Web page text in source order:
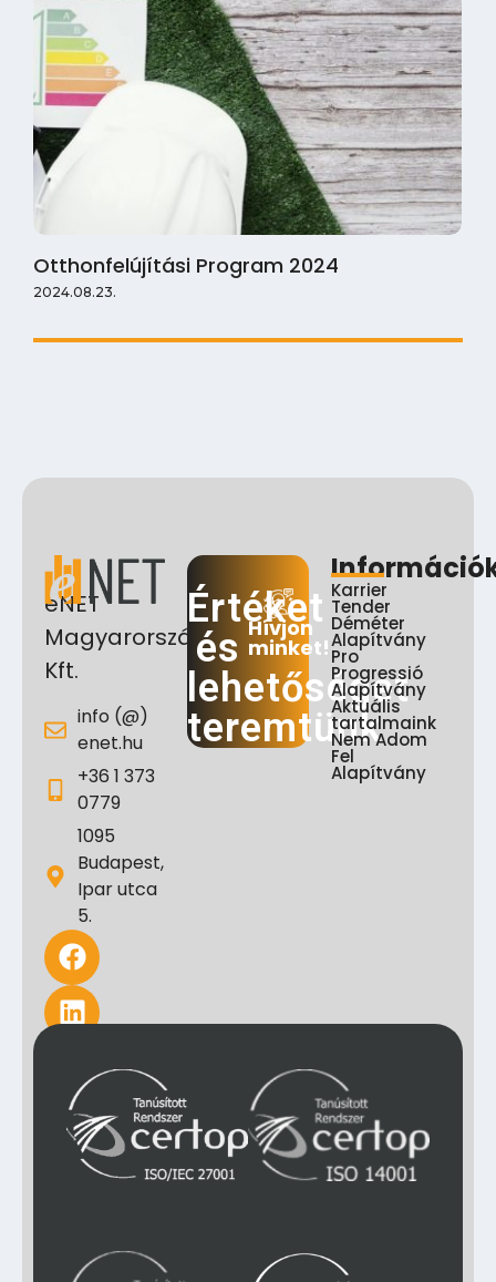
Otthonfelújítási Program 2024
2024.08.23.
eNET
Magyarország
Kft.
info (@)
enet.hu
+36 1 373
0779
1095
Budapest,
Ipar utca
5.
Értéket
és
lehetőséget
teremtünk
Hívjon
minket!
Karrier
Tender
Déméter
Alapítvány
Pro
Progressió
Alapítvány
Aktuális
tartalmaink
Nem Adom
Fel
Alapítvány